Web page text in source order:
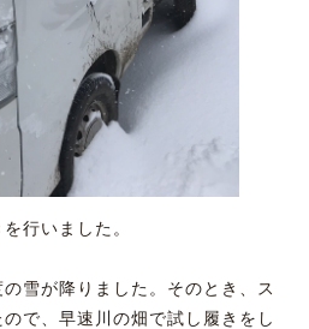
行いました。
雪が降りました。そのとき、ス
で、早速川の畑で試し履きをし